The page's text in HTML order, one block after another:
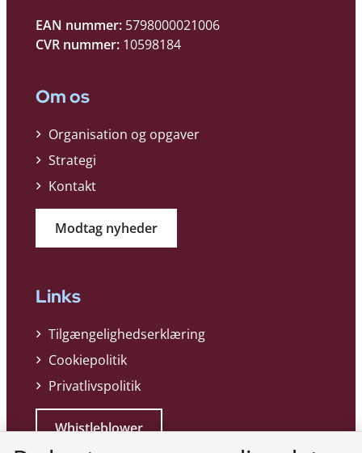
EAN nummer: 5798000021006
CVR nummer: 10598184
Om os
Organisation og opgaver
Strategi
Kontakt
Modtag nyheder
Links
Tilgængelighedserklæring
Cookiepolitik
Privatlivspolitik
Whistleblower